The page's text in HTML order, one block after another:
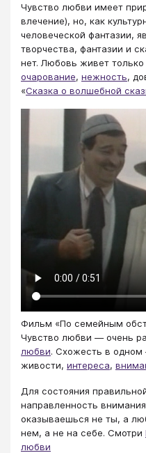
Чувство любви имеет
влечение), но, как
человеческой фантазии,
творчества, фантазии и
нет. Любовь живет только
очарование, нежность,
«Сказка о волшебной
Фильм «По семейным
Чувство любви ― очень
любви. Схожесть в одном
живости, интереса,
Для состояния
направленность
оказываешься не ты, а
нем, а не на себе. Смотри
любви